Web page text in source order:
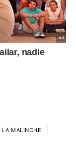
LA MALINCHE